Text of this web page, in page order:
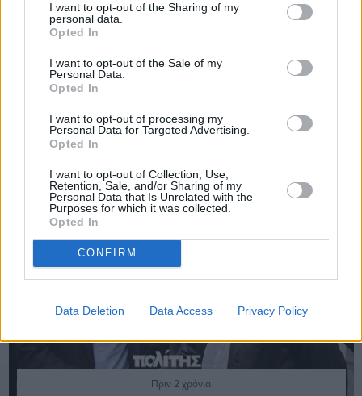
I want to opt-out of the Sharing of my
personal data.
Opted In
I want to opt-out of the Sale of my
Personal Data.
Opted In
I want to opt-out of processing my
Personal Data for Targeted Advertising.
Opted In
I want to opt-out of Collection, Use,
Retention, Sale, and/or Sharing of my
Personal Data that Is Unrelated with the
Purposes for which it was collected.
Opted In
CONFIRM
Data Deletion Data Access Privacy Policy
Μιχαηλίδης: Ερώτηση στον Υπουργό Υγείας για την έκδοση
πιστοποιητικών απαλλαγής υγειονομικού ελέγχου ...
Πριν 2 χρόνια